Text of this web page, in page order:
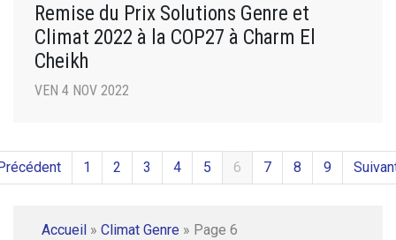
Remise du Prix Solutions Genre et
Climat 2022 à la COP27 à Charm El
Cheikh
VEN 4 NOV 2022
1 2 3 4 5 6 7 8 9
Accueil » Climat Genre » Page 6